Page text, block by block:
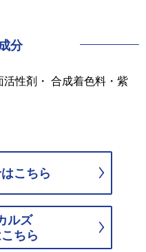
分
性剤・ 合成着色料・紫
こちら
ルズ
ちら